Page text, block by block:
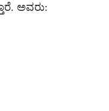
ಅವರು: